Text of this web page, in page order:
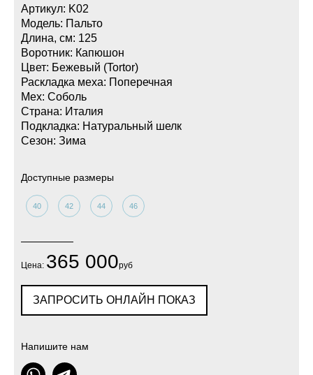
Артикул: K02
Модель: Пальто
Длина, см: 125
Воротник: Капюшон
Цвет: Бежевый (Tortor)
Раскладка меха: Поперечная
Мех: Соболь
Страна: Италия
Подкладка: Натуральный шелк
Сезон: Зима
Доступные размеры
40 42 44 46
Цена: 365 000руб
ЗАПРОСИТЬ ОНЛАЙН ПОКАЗ
Напишите нам